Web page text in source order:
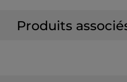
Produits